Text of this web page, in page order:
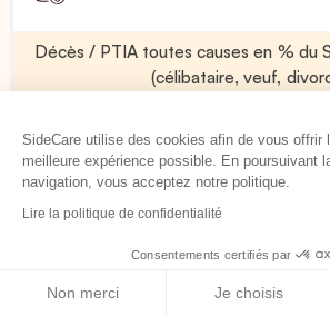
Décès / PTIA toutes causes en % du
(célibataire, veuf,
50 %
Décès / PTIA toutes causes en % du
(marié)
SideCare utilise des cookies afin de vous offrir
meilleure expérience possible. En poursuivant
navigation, vous acceptez notre politique.
Lire la politique de confidentialité
Consentements certifiés par
Non merci Je choisis